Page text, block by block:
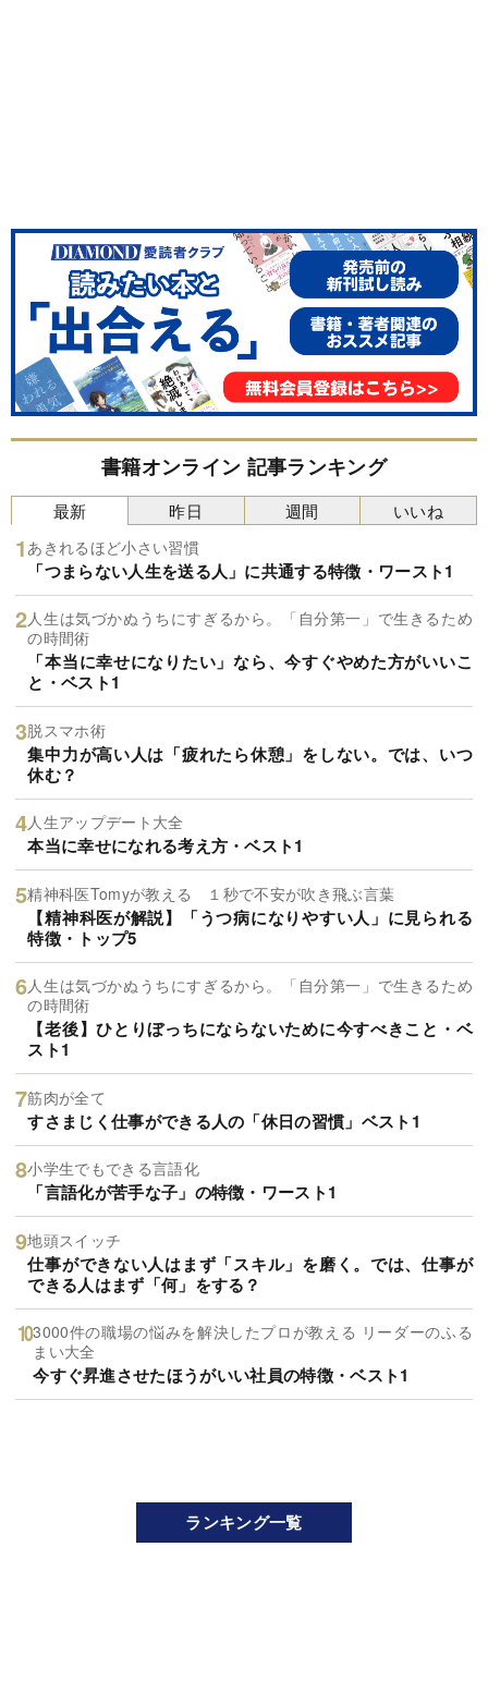
書籍オンライン 記事ランキング
最新
あきれるほど小さい習慣
「つまらない人生を送る人」に共通する特徴・ワースト1
人生は気づかぬうちにすぎるから。「自分第一」で生きるため
の時間術
「本当に幸せになりたい」なら、今すぐやめた方がいいこ
と・ベスト1
脱スマホ術
集中力が高い人は「疲れたら休憩」をしない。では、いつ
休む？
人生アップデート大全
本当に幸せになれる考え方・ベスト1
精神科医Tomyが教える １秒で不安が吹き飛ぶ言葉
【精神科医が解説】「うつ病になりやすい人」に見られる
特徴・トップ5
人生は気づかぬうちにすぎるから。「自分第一」で生きるため
の時間術
【老後】ひとりぼっちにならないために今すべきこと・ベ
スト1
筋肉が全て
すさまじく仕事ができる人の「休日の習慣」ベスト1
小学生でもできる言語化
「言語化が苦手な子」の特徴・ワースト1
地頭スイッチ
仕事ができない人はまず「スキル」を磨く。では、仕事が
できる人はまず「何」をする？
3000件の職場の悩みを解決したプロが教える リーダーのふる
まい大全
今すぐ昇進させたほうがいい社員の特徴・ベスト1
昨日 週間 いいね
ランキング一覧